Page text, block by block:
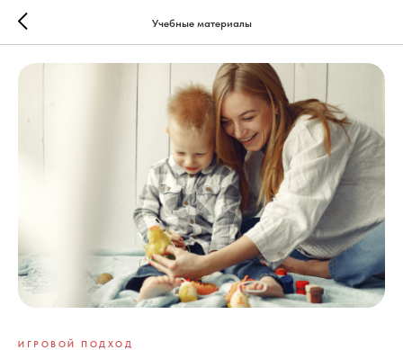
Учебные материалы
ИГРОВОЙ ПОДХОД